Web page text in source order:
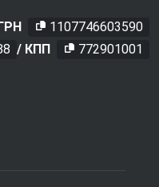
1107746603590
/ КПП 772901001